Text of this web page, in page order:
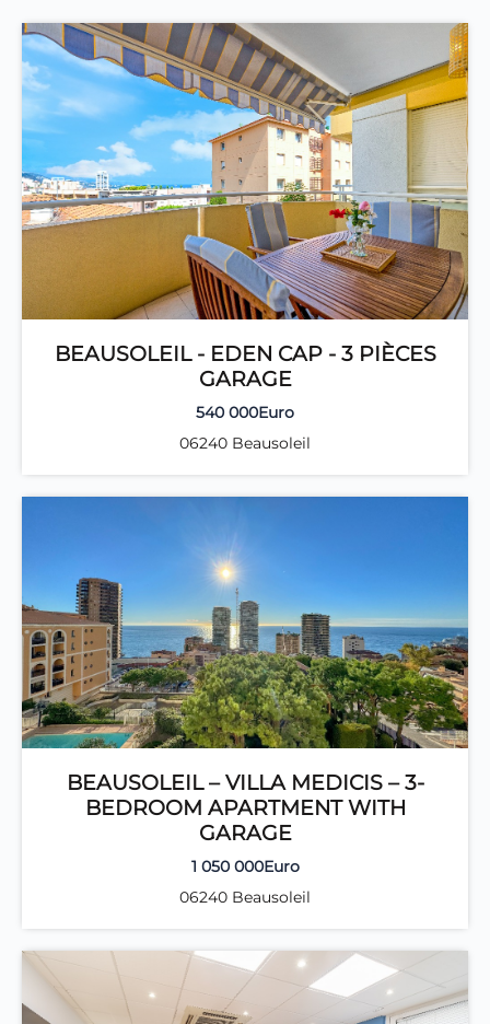
BEAUSOLEIL - EDEN CAP - 3 PIÈCES
GARAGE
540 000Euro
06240 Beausoleil
BEAUSOLEIL – VILLA MEDICIS – 3-
BEDROOM APARTMENT WITH
GARAGE
1 050 000Euro
06240 Beausoleil